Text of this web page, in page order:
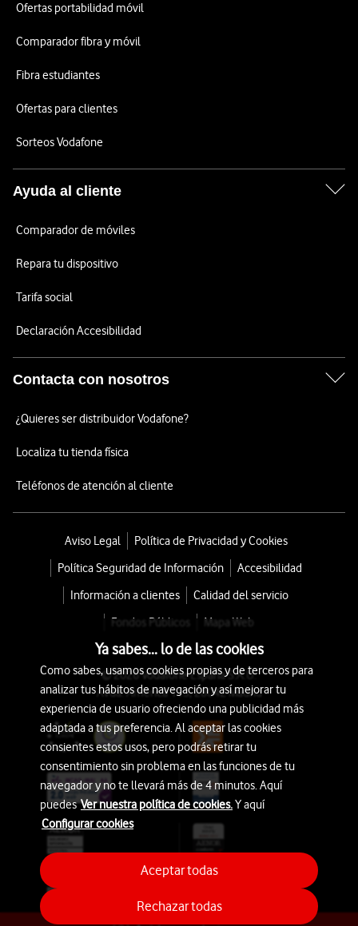
Ofertas portabilidad móvil
Comparador fibra y móvil
Fibra estudiantes
Ofertas para clientes
Sorteos Vodafone
Ayuda al cliente
Comparador de móviles
Repara tu dispositivo
Tarifa social
Declaración Accesibilidad
Contacta con nosotros
¿Quieres ser distribuidor Vodafone?
Localiza tu tienda física
Teléfonos de atención al cliente
Aviso Legal
Política de Privacidad y Cookies
Política Seguridad de Información
Accesibilidad
Información a clientes
Calidad del servicio
Fondos Públicos
Mapa Web
© 2026 Vodafone España S.A.U.
Avda. América 115, 28042 Madrid
Ya sabes... lo de las cookies
Como sabes, usamos cookies propias y de terceros para
analizar tus hábitos de navegación y así mejorar tu
experiencia de usuario ofreciendo una publicidad más
adaptada a tus preferencia. Al aceptar las cookies
consientes estos usos, pero podrás retirar tu
consentimiento sin problema en las funciones de tu
navegador y no te llevará más de 4 minutos. Aquí
puedesVer nuestra política de cookies.Y aquí
Configurar cookies
Rechazar todas
Aceptar todas